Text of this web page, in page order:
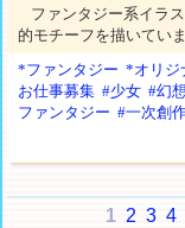
ファンタジー系イラ
的モチーフを描いていま
*ファンタジー *オリジ
お仕事募集 #少女 #幻想
ファンタジー #一次創
1 2 3 4